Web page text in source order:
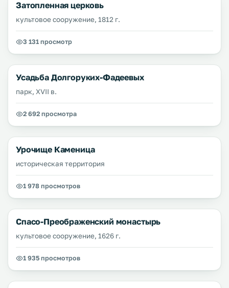
Затопленная церковь
культовое сооружение, 1812 г.
3 131 просмотр
Усадьба Долгоруких-Фадеевых
парк, XVII в.
2 692 просмотра
Урочище Каменица
историческая территория
1 978 просмотров
Спасо-Преображенский монастырь
культовое сооружение, 1626 г.
1 935 просмотров